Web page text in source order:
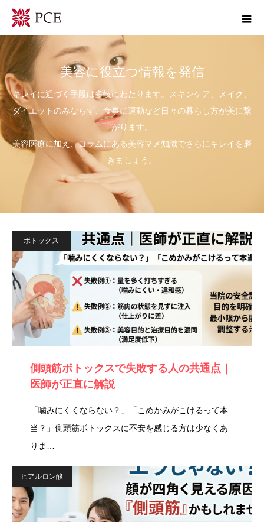
美容に役立つ情報を発信
キレイに近づく手段は多岐にわたります。スキンケア、メイク、
ダイエットのみならず、食事に運動など日々の暮らし方が美に繋
がります。
美容医療に加え、コラムにある美容マメ知識でさらにキレイを磨
きましょう。
ボトックス
側頭筋ボトックスで失敗する人の共通点｜
医師が正直に解説
「噛みにくくならない？」「こめかみがこけるって本
当？」側頭筋ボトックスに不安を感じる方は少なくあ
りま…
ヒアルロン酸